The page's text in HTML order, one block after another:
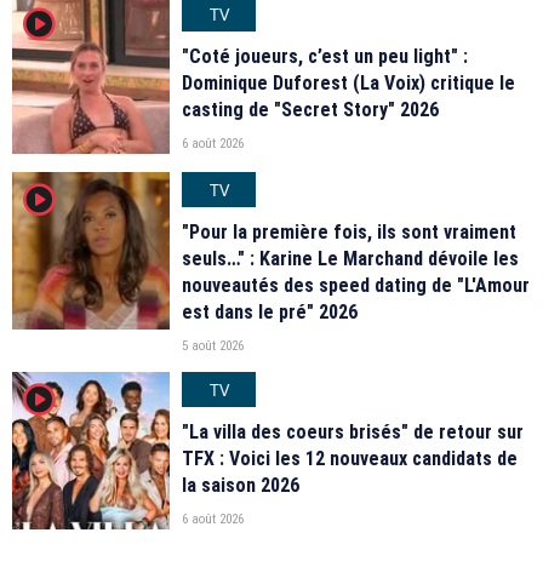
player2
TV
"Coté joueurs, c’est un peu light" :
Dominique Duforest (La Voix) critique le
casting de "Secret Story" 2026
6 août 2026
player2
TV
"Pour la première fois, ils sont vraiment
seuls…" : Karine Le Marchand dévoile les
nouveautés des speed dating de "L'Amour
est dans le pré" 2026
5 août 2026
player2
TV
"La villa des coeurs brisés" de retour sur
TFX : Voici les 12 nouveaux candidats de
la saison 2026
6 août 2026